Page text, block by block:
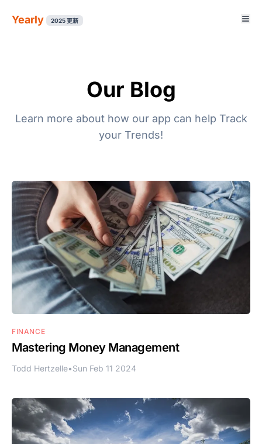
Yearly 2025 更新
Our Blog
Learn more about how our app can help Track
your Trends!
FINANCE
Mastering Money Management
Todd Hertzelle•Sun Feb 11 2024